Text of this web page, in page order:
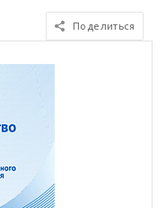
Поделиться